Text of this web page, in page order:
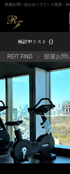
部屋お問い合わせ | ブランド賃貸－
検討中リスト 0
REIT FIND 部屋お問